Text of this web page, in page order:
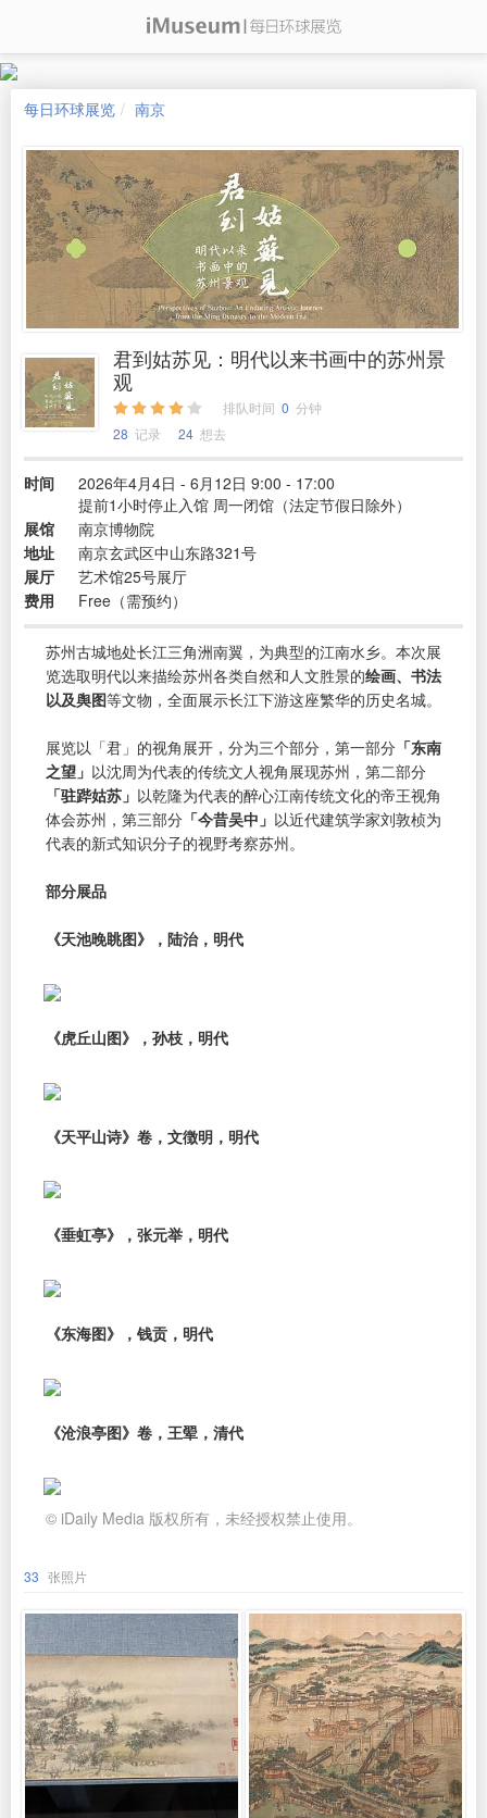
每日环球展览 南京
君到姑苏见：明代以来书画中的苏州景
观
排队时间 0 分钟
28 记录 24 想去
时间
2026年4月4日 - 6月12日 9:00 - 17:00
提前1小时停止入馆 周一闭馆（法定节假日除外）
展馆
南京博物院
地址
南京玄武区中山东路321号
展厅
艺术馆25号展厅
费用
Free（需预约）
苏州古城地处长江三角洲南翼，为典型的江南水乡。本次展
览选取明代以来描绘苏州各类自然和人文胜景的绘画、书法
以及舆图等文物，全面展示长江下游这座繁华的历史名城。
展览以「君」的视角展开，分为三个部分，第一部分 「东南
之望」 以沈周为代表的传统文人视角展现苏州，第二部分
「驻跸姑苏」 以乾隆为代表的醉心江南传统文化的帝王视角
体会苏州，第三部分 「今昔吴中」 以近代建筑学家刘敦桢为
代表的新式知识分子的视野考察苏州。
部分展品
《天池晚眺图》，陆治，明代
《虎丘山图》，孙枝，明代
《天平山诗》卷，文徴明，明代
《垂虹亭》，张元举，明代
《东海图》，钱贡，明代
《沧浪亭图》卷，王翚，清代
© iDaily Media 版权所有，未经授权禁止使用。
33 张照片